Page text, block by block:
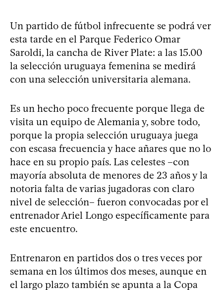
Un partido de fútbol infrecuente se podrá ver
esta tarde en el Parque Federico Omar
Saroldi, la cancha de River Plate: a las 15.00
la selección uruguaya femenina se medirá
con una selección universitaria alemana.
Es un hecho poco frecuente porque llega de
visita un equipo de Alemania y, sobre todo,
porque la propia selección uruguaya juega
con escasa frecuencia y hace añares que no lo
hace en su propio país. Las celestes –con
mayoría absoluta de menores de 23 años y la
notoria falta de varias jugadoras con claro
nivel de selección– fueron convocadas por el
entrenador Ariel Longo específicamente para
este encuentro.
Entrenaron en partidos dos o tres veces por
semana en los últimos dos meses, aunque en
el largo plazo también se apunta a la Copa